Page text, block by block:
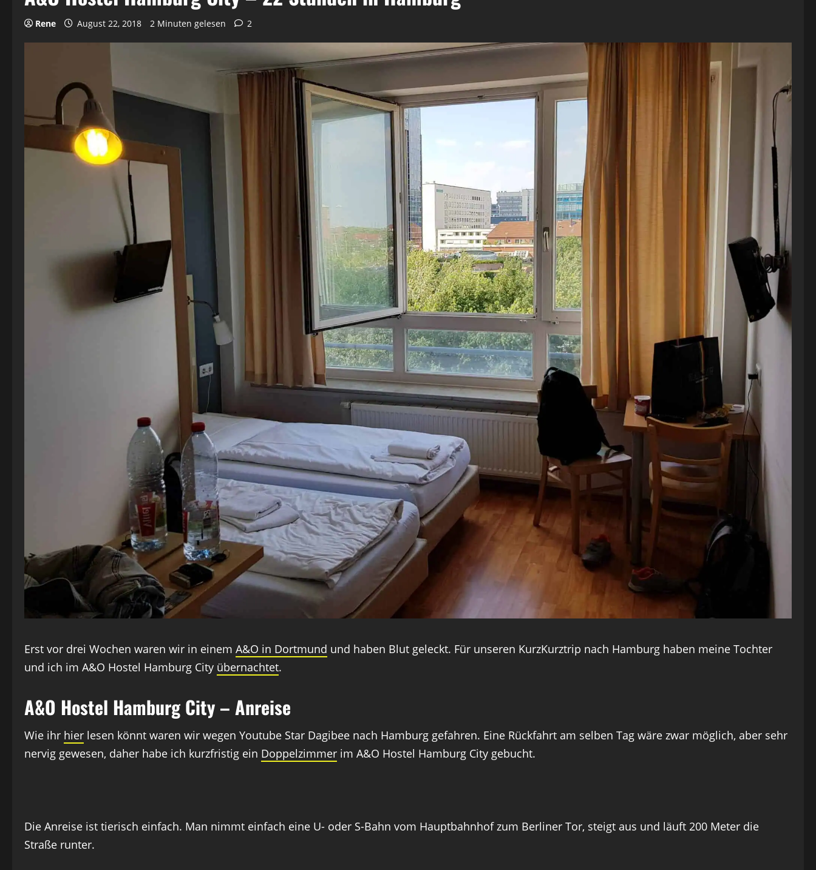
Rene August 22, 2018 2 Minuten gelesen 2
Erst vor drei Wochen waren wir in einem A&O in Dortmund und haben Blut geleckt. Für unseren KurzKurztrip nach Hamburg haben meine Tochter
und ich im A&O Hostel Hamburg City übernachtet.
A&O Hostel Hamburg City – Anreise
Wie ihr hier lesen könnt waren wir wegen Youtube Star Dagibee nach Hamburg gefahren. Eine Rückfahrt am selben Tag wäre zwar möglich, aber sehr
nervig gewesen, daher habe ich kurzfristig ein Doppelzimmer im A&O Hostel Hamburg City gebucht.
Die Anreise ist tierisch einfach. Man nimmt einfach eine U- oder S-Bahn vom Hauptbahnhof zum Berliner Tor, steigt aus und läuft 200 Meter die
Straße runter.